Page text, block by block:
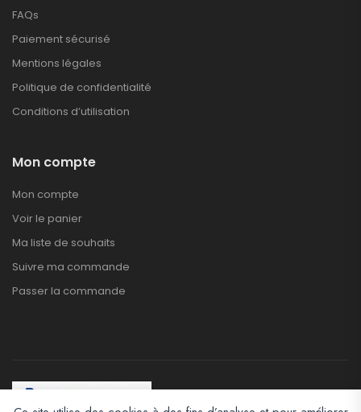
FAQs
Paiement sécurisé
Mentions légales
Politique de confidentialité
Conditions d’utilisation
Mon compte
Mon compte
Voir le panier
Ma liste de souhaits
Suivre ma commande
Passer la commande